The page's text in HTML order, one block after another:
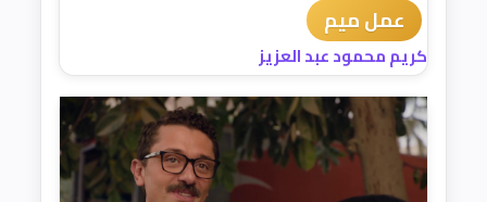
عمل ميم
كريم محمود عبد العزيز